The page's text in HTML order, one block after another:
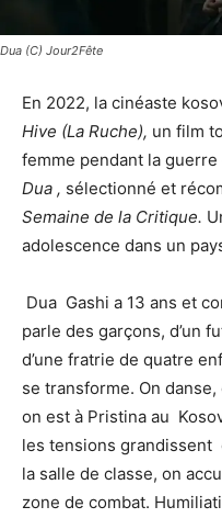
Dua (C) Jour2Fête
En 2022, la cinéaste
Hive (La Ruche), un film
femme pendant la
Dua , sélectionné et
Semaine de la Critique.
adolescence dans un
Dua Gashi a 13 ans et
parle des garçons, d’un
d’une fratrie de quatre
se transforme. On
on est à Pristina au
les tensions grandissent
la salle de classe, on
zone de combat.